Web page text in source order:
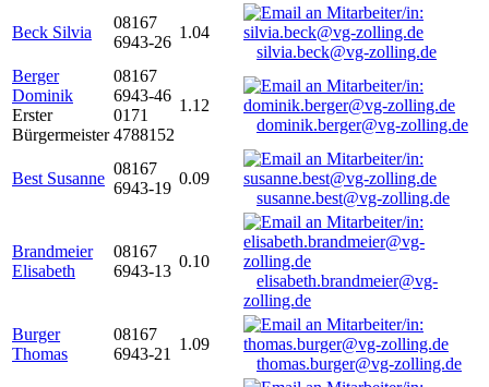
Beck Silvia
08167
6943-26
1.04
silvia.beck@vg-zolling.de
Berger
Dominik
Erster
Bürgermeister
08167
6943-46
0171
4788152
1.12
dominik.berger@vg-zolling.de
Best Susanne
08167
6943-19
0.09
susanne.best@vg-zolling.de
Brandmeier
Elisabeth
08167
6943-13
0.10
elisabeth.brandmeier@vg-
zolling.de
Burger
Thomas
08167
6943-21
1.09
thomas.burger@vg-zolling.de